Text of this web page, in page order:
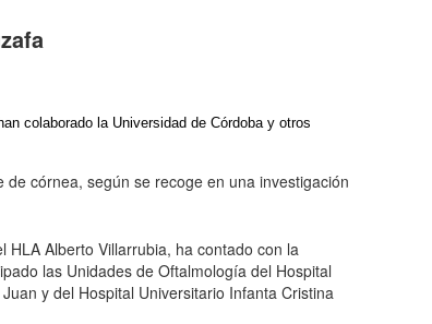
colaborado la Universidad de Córdoba y otros
córnea, según se recoge en una investigación
Alberto Villarrubia, ha contado con la
las Unidades de Oftalmología del Hospital
y del Hospital Universitario Infanta Cristina